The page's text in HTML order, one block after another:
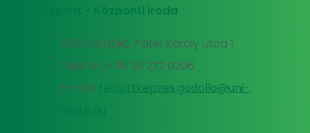
Központ - Központi iroda
2100 Gödöllő, Páter Károly utca 1.
Telefon: +36 30 272 0206
E-mail:
felnottkepzes.godollo@uni-